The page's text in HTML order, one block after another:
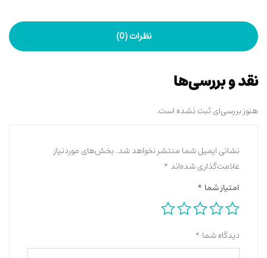
نظرات (0)
نقد و بررسی‌ها
هنوز بررسی‌ای ثبت نشده است.
نشانی ایمیل شما منتشر نخواهد شد. بخش‌های موردنیاز
علامت‌گذاری شده‌اند *
امتیاز شما *
دیدگاه شما *